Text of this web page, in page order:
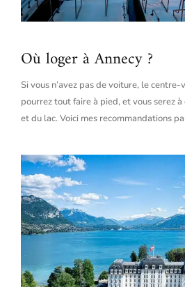
Où loger à Annecy ?
Si vous n’avez pas de voiture, le
pourrez tout faire à pied, et vous serez
et du lac. Voici mes recommandations